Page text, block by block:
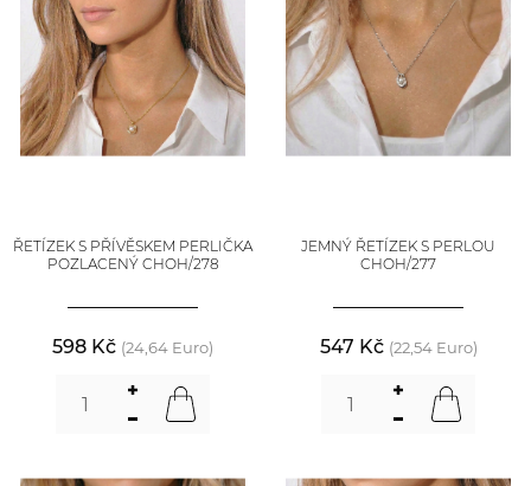
ŘETÍZEK S PŘÍVĚSKEM PERLIČKA
POZLACENÝ CHOH/278
598 Kč (24,64 Euro)
JEMNÝ ŘETÍZEK S PERLOU
CHOH/277
547 Kč (22,54 Euro)